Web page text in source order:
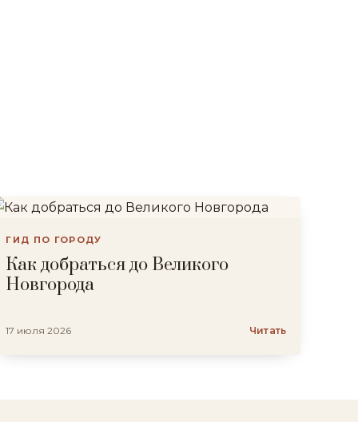
ГИД ПО ГОРОДУ
Как добраться до Великого
Новгорода
17 июля 2026 Читать